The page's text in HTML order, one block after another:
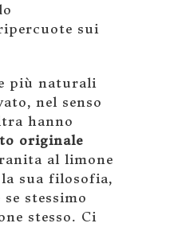
sui
più naturali
nel senso
hanno
originale
al limone
sua filosofia,
stessimo
stesso. Ci